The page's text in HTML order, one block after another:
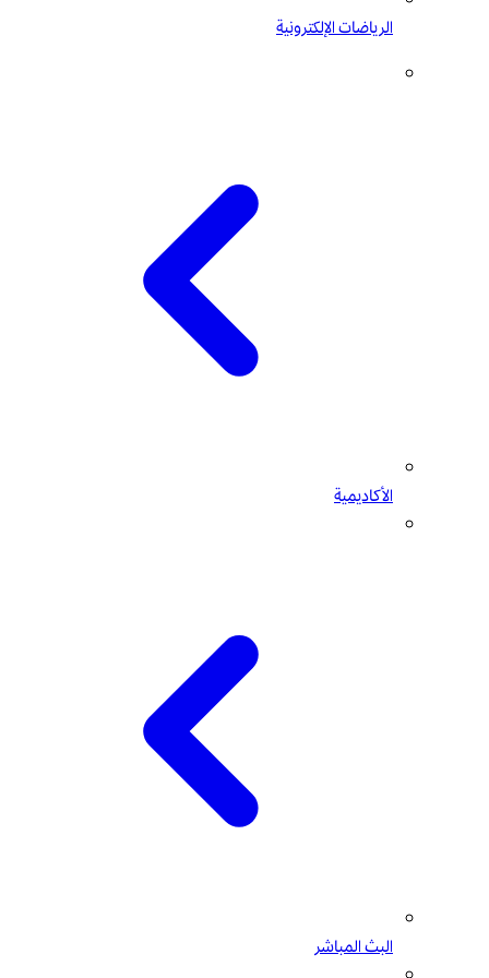
الرياضات الإلكترونية
الأكاديمية
البث المباشر